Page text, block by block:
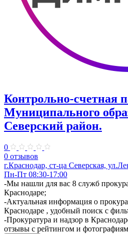
Контрольно-счетная
Муниципального
Северский район.
0
0 отзывов
г.Краснодар, ст-ца Северская,
Пн-Пт 08:30-17:00
​-Мы нашли для вас 8 служб
Краснодаре;
-Актуальная информация о
Краснодаре , удобный поиск с
-Прокуратура и надзор в
отзывы с рейтингом и